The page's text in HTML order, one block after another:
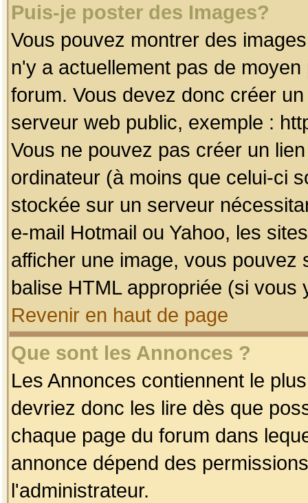
Puis-je poster des Images?
Vous pouvez montrer des
n'y a actuellement pas de
forum. Vous devez donc créer
serveur web public, exemple :
Vous ne pouvez pas créer un
ordinateur (à moins que celui-ci
stockée sur un serveur
e-mail Hotmail ou Yahoo, les
afficher une image, vous pouvez
balise HTML appropriée (si vous
Revenir en haut de page
Que sont les Annonces ?
Les Annonces contiennent le
devriez donc les lire dès que
chaque page du forum dans
annonce dépend des
l'administrateur.